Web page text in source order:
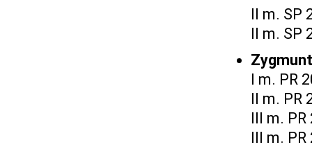
II m. SP
II m. SP
I m. PR
II m. PR
III m. PR
III m. PR